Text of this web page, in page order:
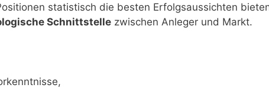
statistisch die besten Erfolgsaussichten
Schnittstelle zwischen Anleger und Markt.